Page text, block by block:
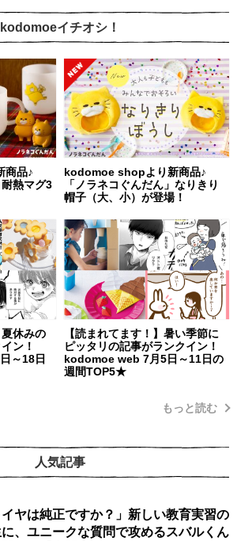
kodomoeイチオシ！
商品♪
耐熱マグ3
kodomoe shopより新商品♪
「ノラネコぐんだん」なりきり
帽子（大、小）が登場！
夏休みの
ン！
～18日
【読まれてます！】暑い季節に
ピッタリの記事がランクイン！
kodomoe web 7月5日～11日の
週間TOP5★
もっと読む
人気記事
イヤは純正ですか？」新しい教育実習の
、ユニークな質問で攻めるスバルくん